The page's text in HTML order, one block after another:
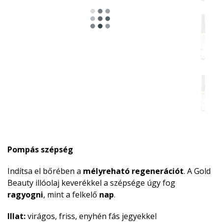
Pompás szépség
Indítsa el bőrében a mélyreható regenerációt. A Gold
Beauty illóolaj keverékkel a szépsége úgy fog
ragyogni, mint a felkelő nap.
Illat:virágos, friss, enyhén fás jegyekkel